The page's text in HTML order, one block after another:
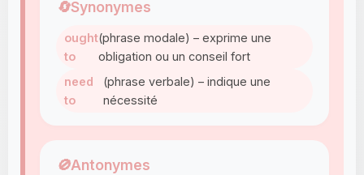
🔄Synonymes
ought
to
(phrase modale) – exprime une
obligation ou un conseil fort
need
to
(phrase verbale) – indique une
nécessité
🚫Antonymes